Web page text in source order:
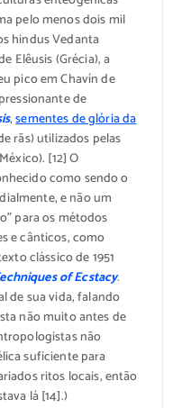
pelo menos dois mil
hindus Vedanta
Elêusis (Grécia), a
pico em Chavín de
de
,sementes de glória da
rãs) utilizados pelas
[12] O
como sendo o
e não um
para os métodos
e cânticos, como
clássico de 1951
of Ecstacy.
de sua vida, falando
não muito antes de
não
suficiente para
ritos locais, então
lá [14].)